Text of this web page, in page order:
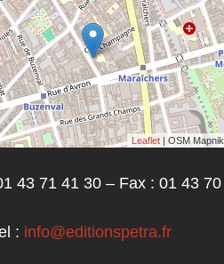
Leaflet | OSM Mapnik
43 71 41 30 – Fax : 01 43 70
: info@editionspetra.fr